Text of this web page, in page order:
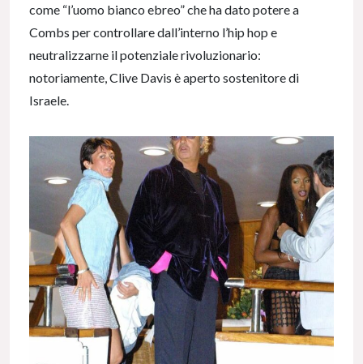
come “l’uomo bianco ebreo” che ha dato potere a
Combs per controllare dall’interno l’hip hop e
neutralizzarne il potenziale rivoluzionario:
notoriamente, Clive Davis è aperto sostenitore di
Israele.